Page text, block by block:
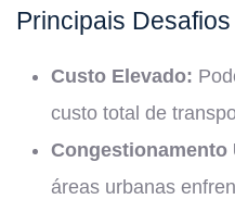
Principais Desafios
Custo Elevado:
custo total de
Congestionamento
áreas urbanas